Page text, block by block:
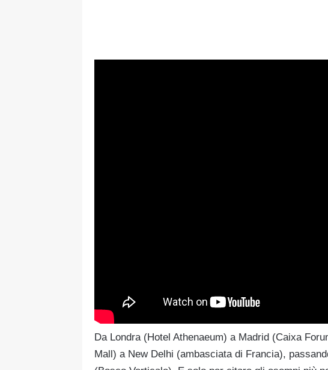
Da Londra (Hotel Athenaeum) a Madrid (Caixa
Mall) a New Delhi (ambasciata di Francia),